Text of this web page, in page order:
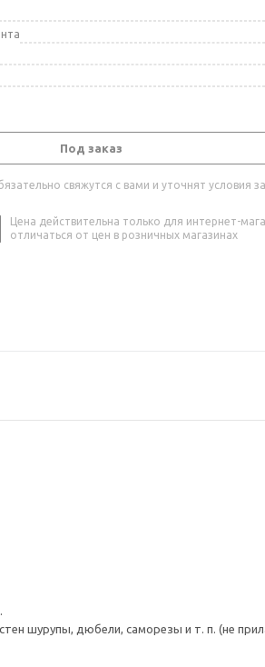
Под заказ
свяжутся с вами и уточнят условия
Цена действительна только для интернет-
отличаться от цен в розничных магазинах
шурупы, дюбели, саморезы и т. п. (не